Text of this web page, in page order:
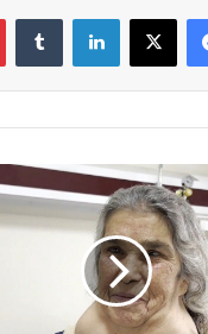
فيسبوك‫X لينكدإن